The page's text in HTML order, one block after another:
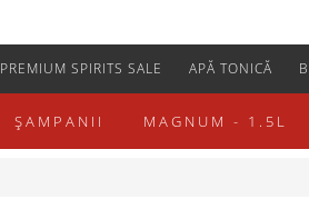
PREMIUM SPIRITS SALE APĂ TONICĂ
ŞAMPANII MAGNUM - 1.5L